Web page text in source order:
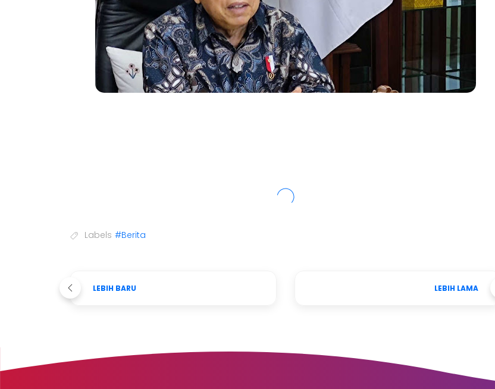
Labels #Berita
LEBIH BARU LEBIH LAMA